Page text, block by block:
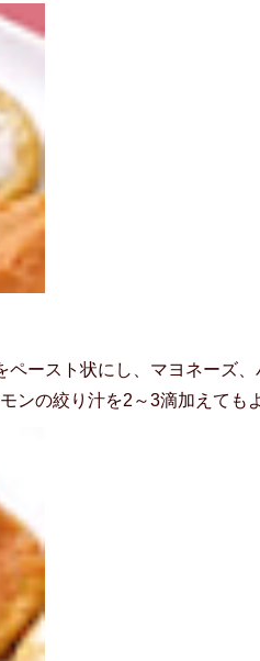
ペースト状にし、マヨネーズ
ンの絞り汁を2～3滴加えても